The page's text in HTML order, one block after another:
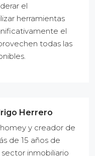
el
herramientas
el
todas las
Herrero
y creador de
de 15 años de
inmobiliario